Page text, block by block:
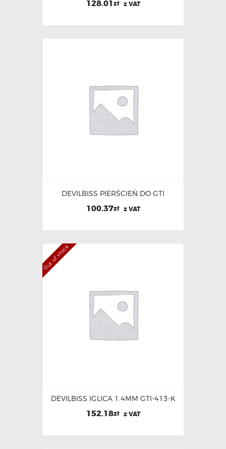
128.01zł z VAT
DEVILBISS PIERŚCIEŃ DO GTI
100.37zł z VAT
Out of stock
DEVILBISS IGLICA 1.4MM GTI-413-K
152.18zł z VAT